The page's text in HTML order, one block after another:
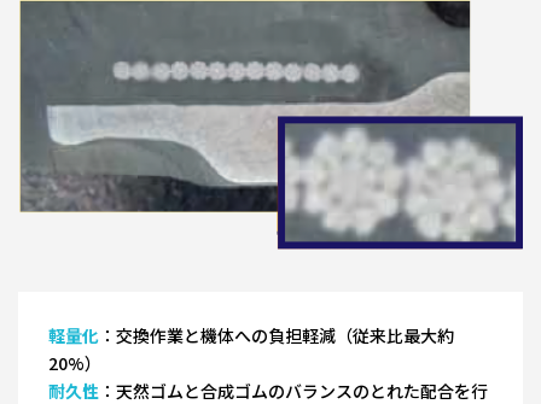
軽量化 ：交換作業と機体への負担軽減（従来比最大約
20%）
耐久性 ：天然ゴムと合成ゴムのバランスのとれた配合を行